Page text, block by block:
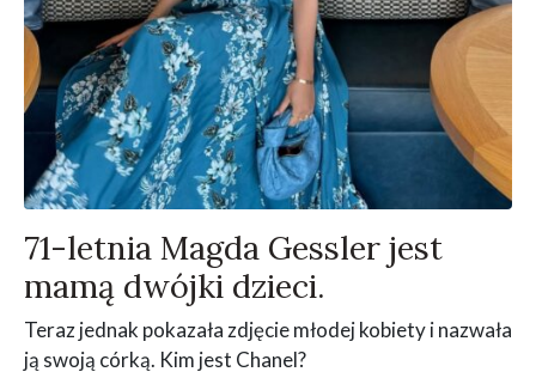
71-letnia Magda Gessler jest
mamą dwójki dzieci.
Teraz jednak pokazała zdjęcie młodej kobiety i nazwała
ją swoją córką. Kim jest Chanel?